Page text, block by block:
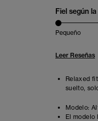
Fiel según
Pequeño
Leer Reseñas
Relaxed
suelto,
Modelo:
El modelo